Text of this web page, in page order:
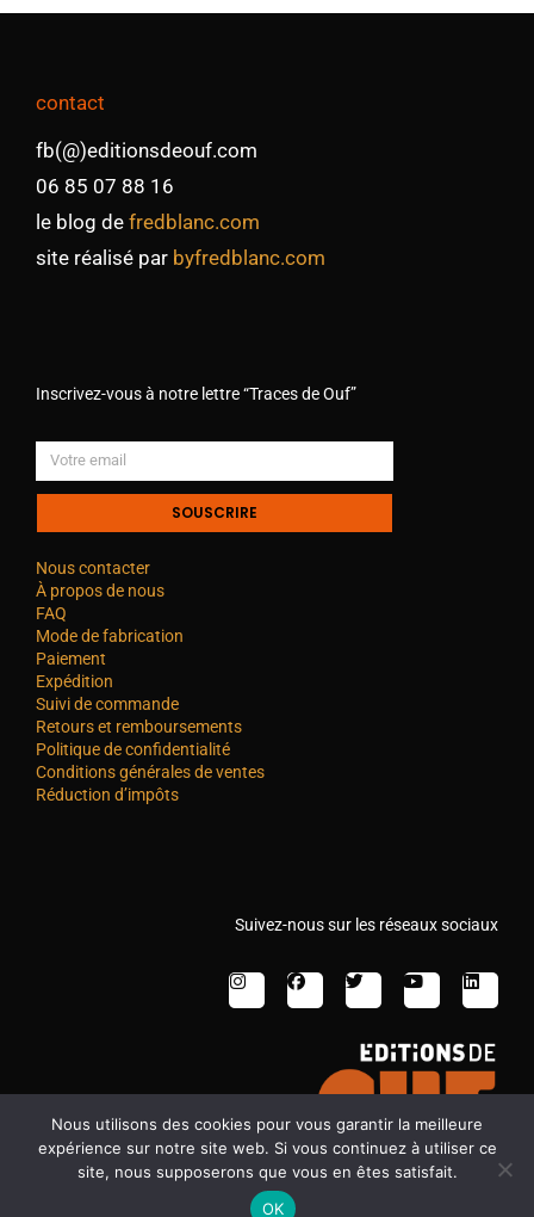
contact
fb(@)editionsdeouf.com
06 85 07 88 16
le blog de fredblanc.com
site réalisé par byfredblanc.com
Inscrivez-vous à notre lettre “Traces de Ouf”
SOUSCRIRE
Nous contacter
À propos de nous
FAQ
Mode de fabrication
Paiement
Expédition
Suivi de commande
Retours et remboursements
Politique de confidentialité
Conditions générales de ventes
Réduction d’impôts
Suivez-nous sur les réseaux sociaux
Nous utilisons des cookies pour vous garantir la meilleure
expérience sur notre site web. Si vous continuez à utiliser ce
site, nous supposerons que vous en êtes satisfait.
OK